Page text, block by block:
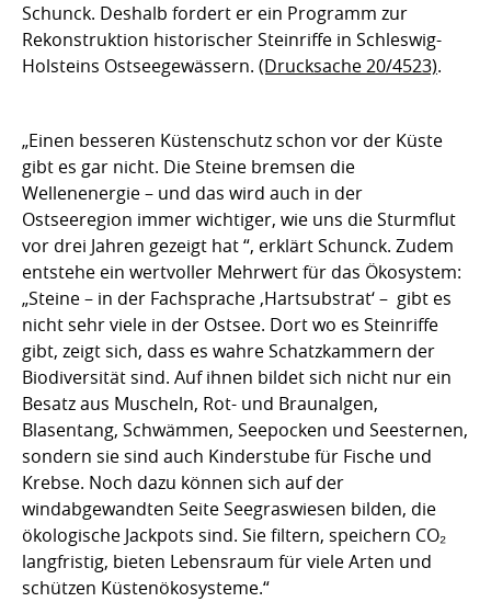
Schunck. Deshalb fordert er ein Programm zur
Rekonstruktion historischer Steinriffe in Schleswig-
Holsteins Ostseegewässern. (Drucksache 20/4523).
„Einen besseren Küstenschutz schon vor der Küste
gibt es gar nicht. Die Steine bremsen die
Wellenenergie – und das wird auch in der
Ostseeregion immer wichtiger, wie uns die Sturmflut
vor drei Jahren gezeigt hat “, erklärt Schunck. Zudem
entstehe ein wertvoller Mehrwert für das Ökosystem:
„Steine – in der Fachsprache ,Hartsubstrat‘ – gibt es
nicht sehr viele in der Ostsee. Dort wo es Steinriffe
gibt, zeigt sich, dass es wahre Schatzkammern der
Biodiversität sind. Auf ihnen bildet sich nicht nur ein
Besatz aus Muscheln, Rot- und Braunalgen,
Blasentang, Schwämmen, Seepocken und Seesternen,
sondern sie sind auch Kinderstube für Fische und
Krebse. Noch dazu können sich auf der
windabgewandten Seite Seegraswiesen bilden, die
ökologische Jackpots sind. Sie filtern, speichern CO₂
langfristig, bieten Lebensraum für viele Arten und
schützen Küstenökosysteme.“